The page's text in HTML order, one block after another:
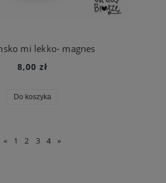
mi lekko- magnes
8,00 zł
Do koszyka
« 1 2 3 4 »